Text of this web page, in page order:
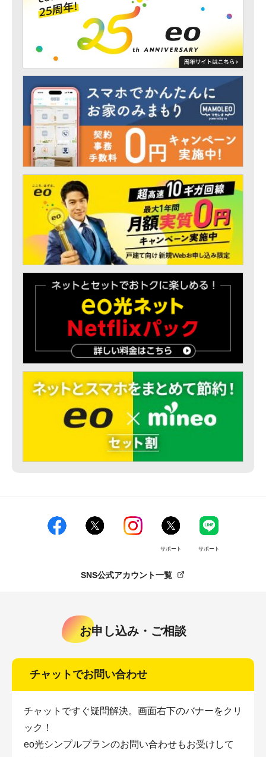
サポート サポート
SNS公式アカウント一覧
お申し込み・ご相談
チャットでお問い合わせ
チャットですぐ疑問解決。画面右下のバナーをクリ
ック！
eo光シンプルプランのお問い合わせもお受けして